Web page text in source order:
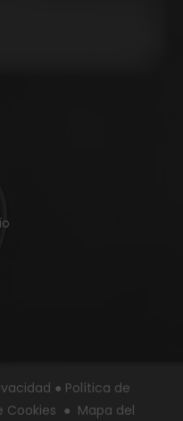
● Política de
Cookies ● Mapa del